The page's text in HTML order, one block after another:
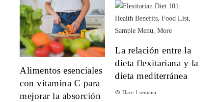
Alimentos esenciales
con vitamina C para
mejorar la absorción
La relación entre la
dieta flexitariana y la
dieta mediterránea
Hace 1 semana